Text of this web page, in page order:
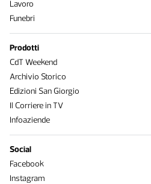
Lavoro
Funebri
Prodotti
CdT Weekend
Archivio Storico
Edizioni San Giorgio
Il Corriere in TV
Infoaziende
Social
Facebook
Instagram